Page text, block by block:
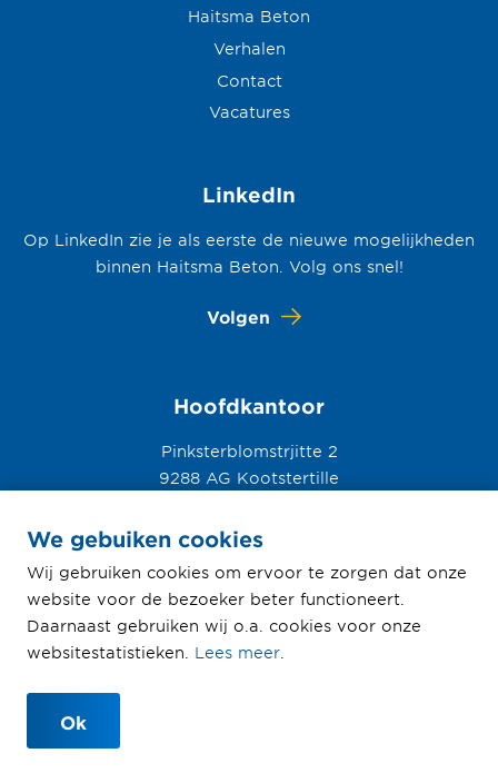
Haitsma Beton
Verhalen
Contact
Vacatures
LinkedIn
Op LinkedIn zie je als eerste de nieuwe mogelijkheden
binnen Haitsma Beton. Volg ons snel!
Volgen
Hoofdkantoor
Pinksterblomstrjitte 2
9288 AG Kootstertille
© Haitsma Beton 2026
We gebuiken cookies
Wij gebruiken cookies om ervoor te zorgen dat onze
website voor de bezoeker beter functioneert.
Daarnaast gebruiken wij o.a. cookies voor onze
websitestatistieken.
Lees meer
Ok